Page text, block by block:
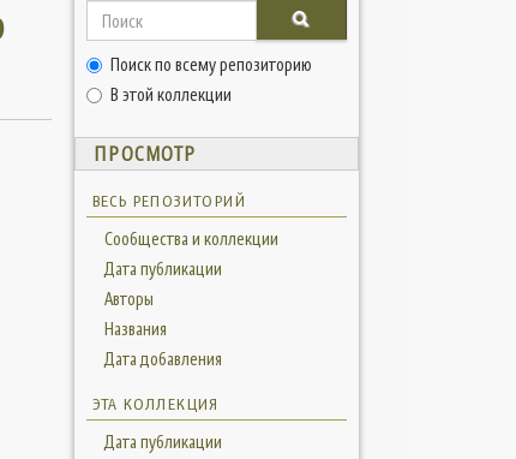
Поиск по всему репозиторию
В этой коллекции
ПРОСМОТР
ВЕСЬ РЕПОЗИТОРИЙ
Сообщества и коллекции
Дата публикации
Авторы
Названия
Дата добавления
ЭТА КОЛЛЕКЦИЯ
Дата публикации